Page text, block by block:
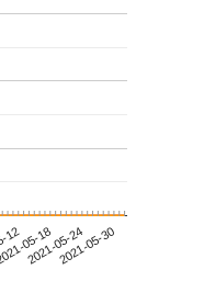
1205-18
2021-05-242021-05-30